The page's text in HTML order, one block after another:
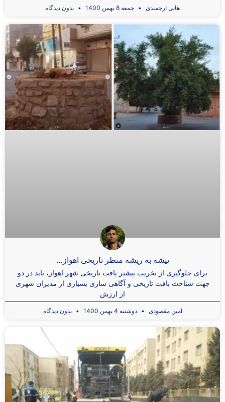
هانی ارجمندی جمعه 8 بهمن 1400 بدون دیدگاه
تیشه به ریشه منظر تاریخی اهواز…
برای جلوگیری از تخریب بیشتر بافت تاریخی شهر اهواز، باید در دو
جهت شناخت بافت تاریخی و آگاهی سازی بسیاری از مدیران شهری
از ارزش
امین مقصودی دوشنبه 4 بهمن 1400 بدون دیدگاه